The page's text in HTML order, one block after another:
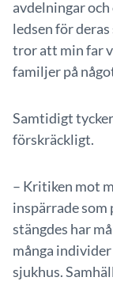
avdelningar och
ledsen för
tror att min far
familjer på
Samtidigt
förskräckligt.
– Kritiken mot
inspärrade som
stängdes har
många
sjukhus.